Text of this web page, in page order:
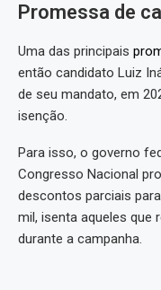
Promessa de
Uma das principais
então candidato Luiz
de seu mandato, em
isenção.
Para isso, o governo
Congresso Nacional
descontos parciais
mil, isenta aqueles que
durante a campanha.